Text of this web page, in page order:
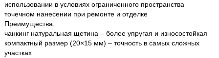
использовании в условиях ограниченного пространства
точечном нанесении при ремонте и отделке
Преимущества:
чанкинг натуральная щетина – более упругая и износостойкая
компактный размер (20×15 мм) – точность в самых сложных
участках